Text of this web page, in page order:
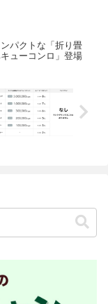
パクトな「折り畳
ューコンロ」登場